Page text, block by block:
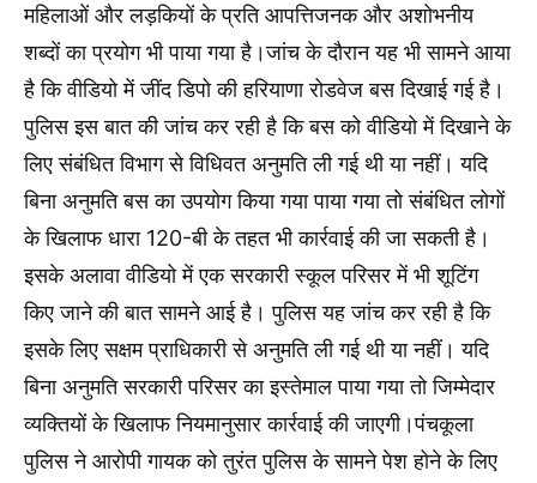
महिलाओं और लड़कियों के प्रति आपत्तिजनक और अशोभनीय
शब्दों का प्रयोग भी पाया गया है।जांच के दौरान यह भी सामने आया
है कि वीडियो में जींद डिपो की हरियाणा रोडवेज बस दिखाई गई है।
पुलिस इस बात की जांच कर रही है कि बस को वीडियो में दिखाने के
लिए संबंधित विभाग से विधिवत अनुमति ली गई थी या नहीं। यदि
बिना अनुमति बस का उपयोग किया गया पाया गया तो संबंधित लोगों
के खिलाफ धारा 120-बी के तहत भी कार्रवाई की जा सकती है।
इसके अलावा वीडियो में एक सरकारी स्कूल परिसर में भी शूटिंग
किए जाने की बात सामने आई है। पुलिस यह जांच कर रही है कि
इसके लिए सक्षम प्राधिकारी से अनुमति ली गई थी या नहीं। यदि
बिना अनुमति सरकारी परिसर का इस्तेमाल पाया गया तो जिम्मेदार
व्यक्तियों के खिलाफ नियमानुसार कार्रवाई की जाएगी।पंचकूला
पुलिस ने आरोपी गायक को तुरंत पुलिस के सामने पेश होने के लिए